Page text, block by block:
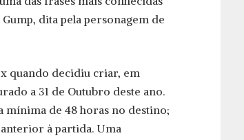
dita pela personagem de
quando decidiu criar, em
a 31 de Outubro deste ano.
de 48 horas no destino;
à partida. Uma